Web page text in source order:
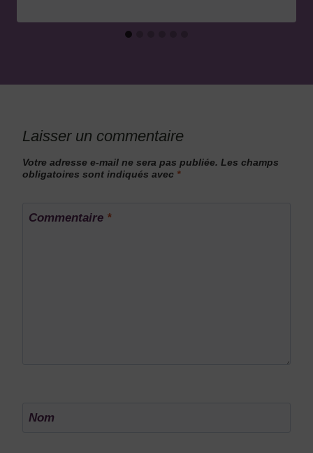
Laisser un commentaire
Votre adresse e-mail ne sera pas publiée. Les champs
obligatoires sont indiqués avec *
Commentaire *
Nom